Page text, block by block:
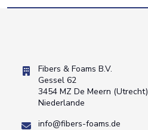
Fibers & Foams B.V.
Gessel 62
3454 MZ De Meern (Utrecht)
Niederlande
info@fibers-foams.de